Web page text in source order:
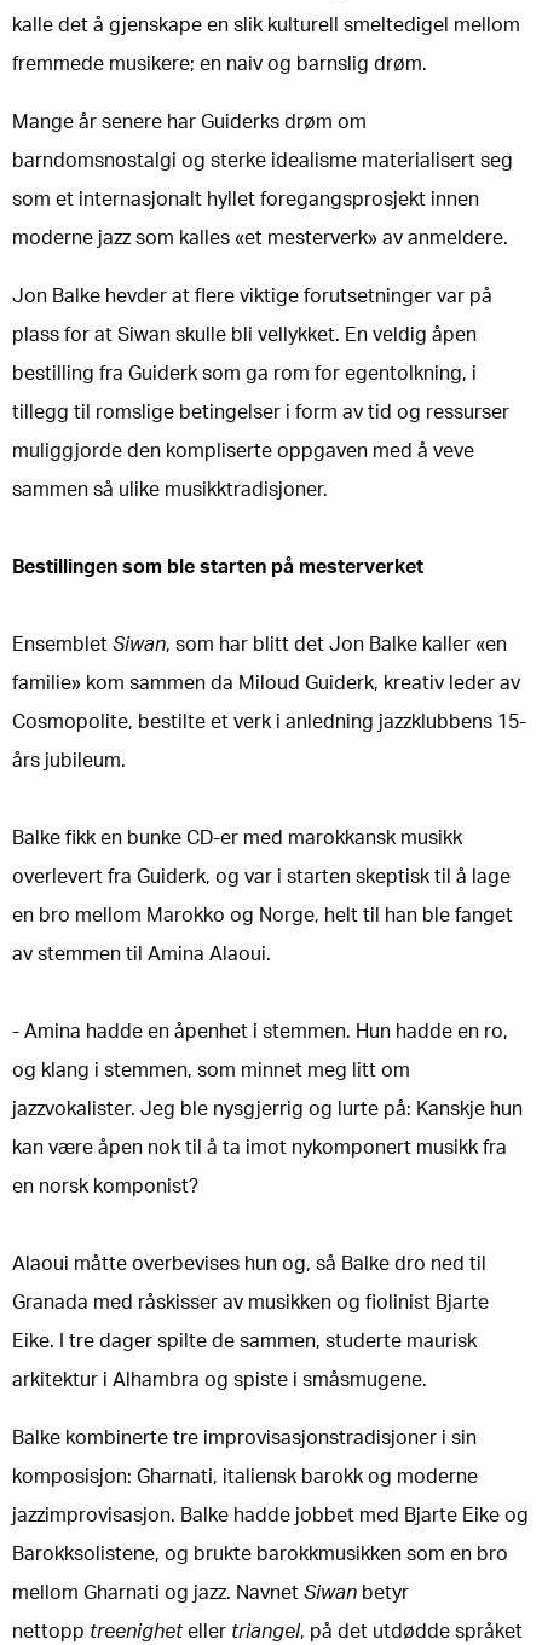
kalle det å gjenskape en slik kulturell smeltedigel mellom
fremmede musikere; en naiv og barnslig drøm.
Mange år senere har Guiderks drøm om
barndomsnostalgi og sterke idealisme materialisert seg
som et internasjonalt hyllet foregangsprosjekt innen
moderne jazz som kalles «et mesterverk» av anmeldere.
Jon Balke hevder at flere viktige forutsetninger var på
plass for at Siwan skulle bli vellykket. En veldig åpen
bestilling fra Guiderk som ga rom for egentolkning, i
tillegg til romslige betingelser i form av tid og ressurser
muliggjorde den kompliserte oppgaven med å veve
sammen så ulike musikktradisjoner.
Bestillingen som ble starten på mesterverket
Ensemblet Siwan, som har blitt det Jon Balke kaller «en
familie» kom sammen da Miloud Guiderk, kreativ leder av
Cosmopolite, bestilte et verk i anledning jazzklubbens 15-
års jubileum.
Balke fikk en bunke CD-er med marokkansk musikk
overlevert fra Guiderk, og var i starten skeptisk til å lage
en bro mellom Marokko og Norge, helt til han ble fanget
av stemmen til Amina Alaoui.
- Amina hadde en åpenhet i stemmen. Hun hadde en ro,
og klang i stemmen, som minnet meg litt om
jazzvokalister. Jeg ble nysgjerrig og lurte på: Kanskje hun
kan være åpen nok til å ta imot nykomponert musikk fra
en norsk komponist?
Alaoui måtte overbevises hun og, så Balke dro ned til
Granada med råskisser av musikken og fiolinist Bjarte
Eike. I tre dager spilte de sammen, studerte maurisk
arkitektur i Alhambra og spiste i småsmugene.
Balke kombinerte tre improvisasjonstradisjoner i sin
komposisjon: Gharnati, italiensk barokk og moderne
jazzimprovisasjon. Balke hadde jobbet med Bjarte Eike og
Barokksolistene, og brukte barokkmusikken som en bro
mellom Gharnati og jazz. Navnet Siwan betyr
nettopp treenigheteller triangel, på det utdødde språket